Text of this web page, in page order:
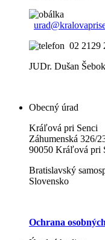
02 2129
JUDr. Dušan
Obecný úrad
Kráľová pri Senci
Záhumenská 326/
90050 Kráľová pri
Bratislavský
Slovensko
Ochrana